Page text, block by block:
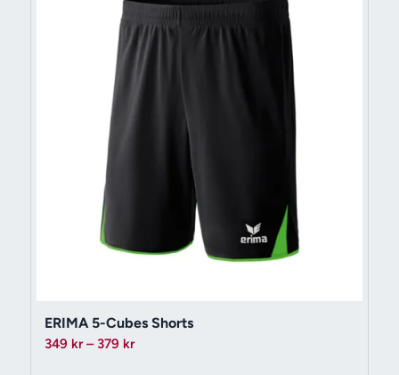
ERIMA 5-Cubes Shorts
349 kr – 379 krPrisintervall: